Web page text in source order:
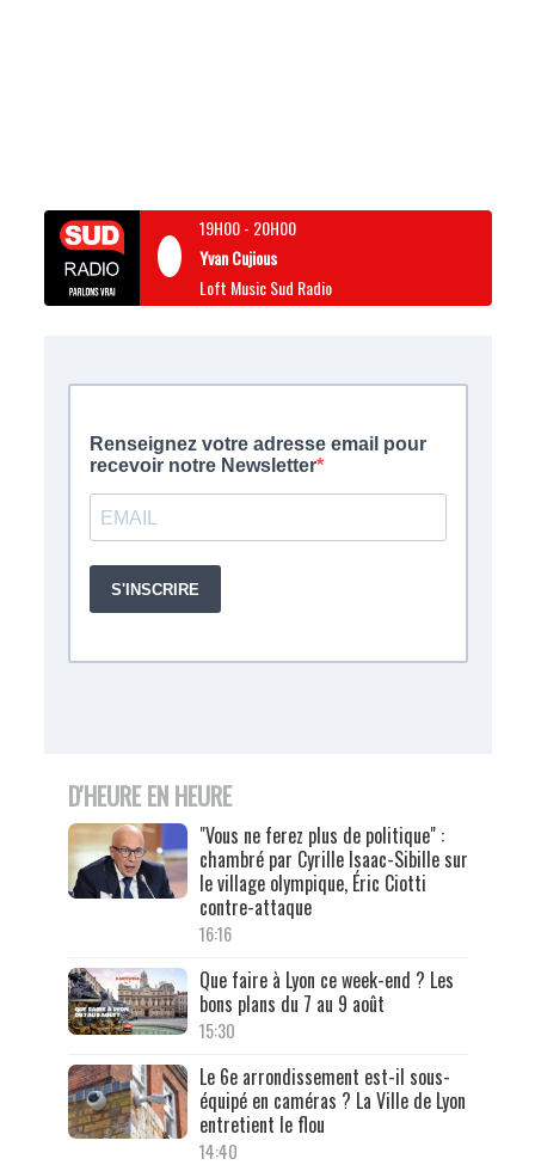
19H00- 20H00
Yvan Cujious
Loft Music Sud Radio
D'HEURE EN HEURE
"Vous ne ferez plus de politique" :
chambré par Cyrille Isaac-Sibille sur
le village olympique, Éric Ciotti
contre-attaque
16:16
Que faire à Lyon ce week-end ? Les
bons plans du 7 au 9 août
15:30
Le 6e arrondissement est-il sous-
équipé en caméras ? La Ville de Lyon
entretient le flou
14:40